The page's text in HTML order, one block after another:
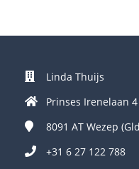
Linda Thuijs
Prinses Irenelaan 4
8091 AT Wezep
+31 6 27 122 788